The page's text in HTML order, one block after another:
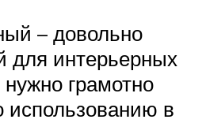
– довольно
для интерьерных
грамотно
использованию в